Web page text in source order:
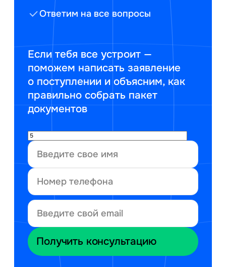
Ответим на все вопросы
Если тебя все устроит —
поможем написать заявление
о поступлении и объясним, как
правильно собрать пакет
документов